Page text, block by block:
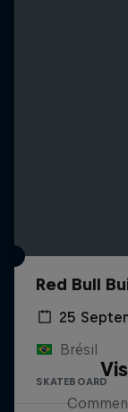
Red Bull
25
Brésil
SKATEBOARD